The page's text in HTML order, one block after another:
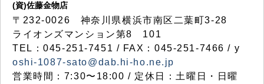
(資)佐藤金物店
〒232-0026 神奈川県横浜市南区二葉町3-28
ライオンズマンション第8 101
TEL：045-251-7451 / FAX：045-251-7466 / y
oshi-1087-sato@dab.hi-ho.ne.jp
営業時間：7:30〜18:00 / 定休日：土曜日・日曜